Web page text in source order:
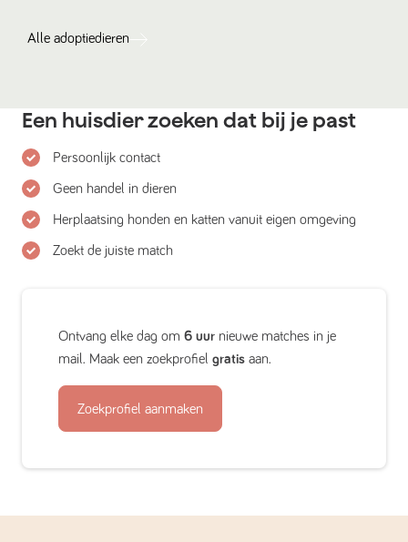
Alle adoptiedieren
Een huisdier zoeken dat bij je past
Persoonlijk contact
Geen handel in dieren
Herplaatsing honden en katten vanuit eigen omgeving
Zoekt de juiste match
Ontvang elke dag om 6 uur nieuwe matches in je
mail. Maak een zoekprofiel gratis aan.
Zoekprofiel aanmaken